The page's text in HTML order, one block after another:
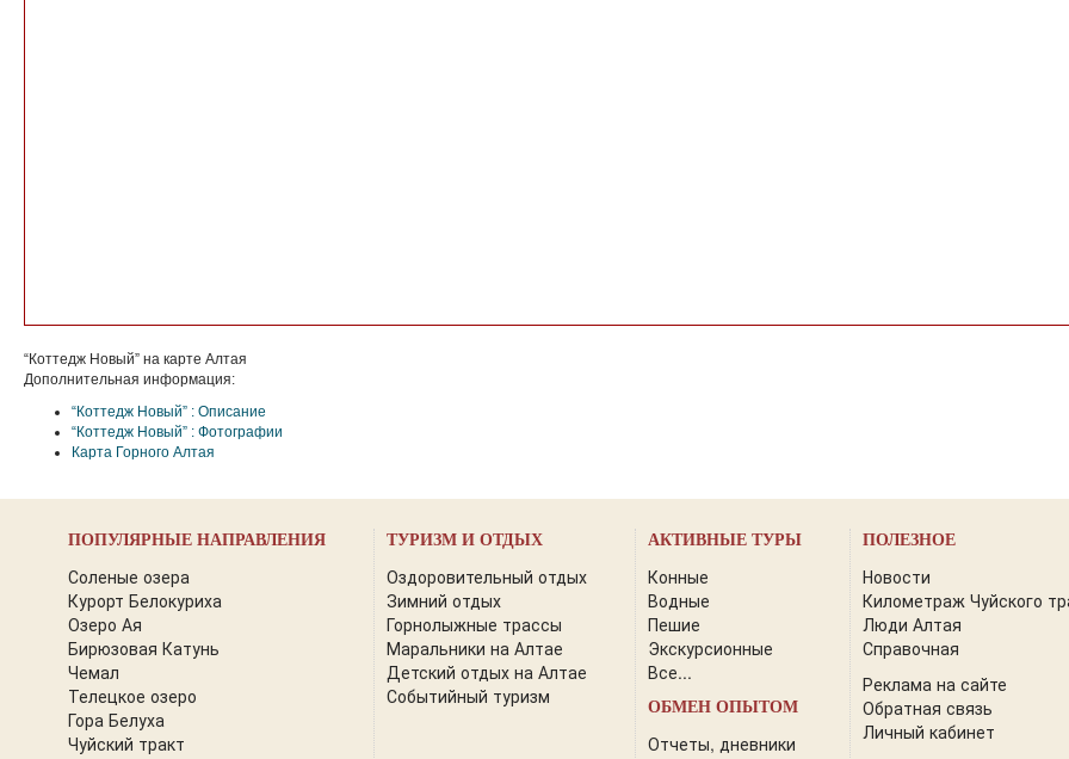
“Коттедж Новый” на карте Алтая
Дополнительная информация:
“Коттедж Новый” : Описание
“Коттедж Новый” : Фотографии
Карта Горного Алтая
ПОПУЛЯРНЫЕ НАПРАВЛЕНИЯ
Соленые озера
Курорт Белокуриха
Озеро Ая
Бирюзовая Катунь
Чемал
Телецкое озеро
Гора Белуха
Чуйский тракт
ТУРИЗМ И ОТДЫХ
Оздоровительный отдых
Зимний отдых
Горнолыжные трассы
Маральники на Алтае
Детский отдых на Алтае
Событийный туризм
АКТИВНЫЕ ТУРЫ
Конные
Водные
Пешие
Экскурсионные
Все...
ОБМЕН ОПЫТОМ
Отчеты, дневники
ПОЛЕЗНОЕ
Новости
Километраж Чуйского
Люди Алтая
Справочная
Реклама на сайте
Обратная связь
Личный кабинет